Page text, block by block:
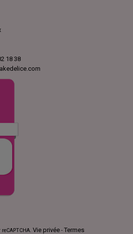
18 38
reCAPTCHA. Vie privée - Termes